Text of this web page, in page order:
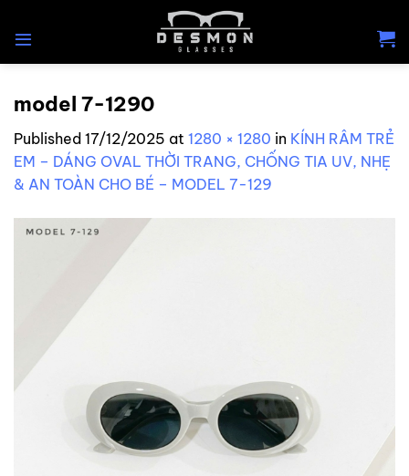
model 7-1290
Published 17/12/2025 at 1280 × 1280 in KÍNH RÂM TRẺ
EM – DÁNG OVAL THỜI TRANG, CHỐNG TIA UV, NHẸ
& AN TOÀN CHO BÉ – MODEL 7-129